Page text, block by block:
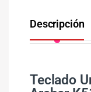
Descripción
Teclado